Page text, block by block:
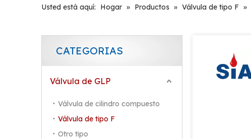
Usted está aquí: Hogar » Productos » Válvula de tipo F »
CATEGORIAS
Válvula de GLP
Válvula de cilindro compuesto
Válvula de tipo F
Otro tipo